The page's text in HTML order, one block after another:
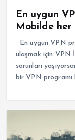
En uygun
Mobilde her
En uygun VPN
ulaşmak için VPN
sorunları
bir VPN programı